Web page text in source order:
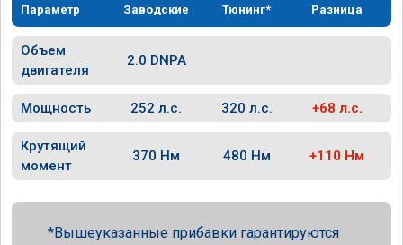
Параметр Заводские Тюнинг* Разница
Объем
двигателя
2.0 DNPA
Мощность 252 л.с. 320 л.с. +68 л.с.
Крутящий
момент
370 Нм 480 Нм +110 Нм
Вышеуказанные прибавки гарантируются